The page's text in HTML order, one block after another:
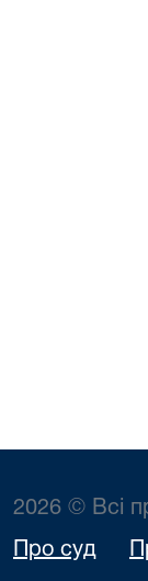
2026 © Всі
Про суд